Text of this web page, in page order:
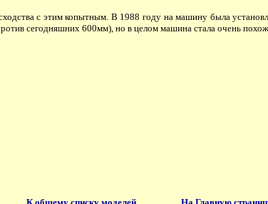
с этим копытным. В 1988 году на машину была
сегодняшних 600мм), но в целом машина стала очень